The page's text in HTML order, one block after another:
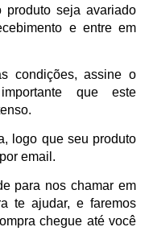
produto seja avariado
e entre em
condições, assine o
que este
logo que seu produto
email.
para nos chamar em
te ajudar, e faremos
chegue até você